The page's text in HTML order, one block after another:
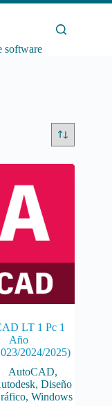
software
LT 1 Pc 1
Año
2024/2025)
AutoCAD,
,Diseño
,Windows